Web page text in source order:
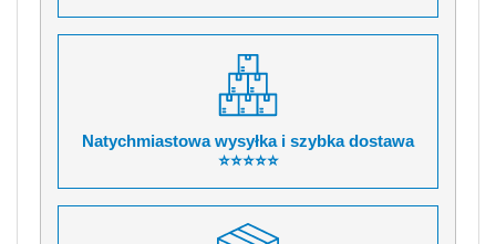
Natychmiastowa wysyłka i szybka dostawa
⭐⭐⭐⭐⭐